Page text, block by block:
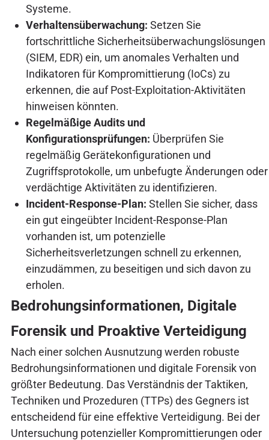
Systeme.
Verhaltensüberwachung: Setzen Sie
fortschrittliche Sicherheitsüberwachungslösungen
(SIEM, EDR) ein, um anomales Verhalten und
Indikatoren für Kompromittierung (IoCs) zu
erkennen, die auf Post-Exploitation-Aktivitäten
hinweisen könnten.
Regelmäßige Audits und
Konfigurationsprüfungen: Überprüfen Sie
regelmäßig Gerätekonfigurationen und
Zugriffsprotokolle, um unbefugte Änderungen oder
verdächtige Aktivitäten zu identifizieren.
Incident-Response-Plan: Stellen Sie sicher, dass
ein gut eingeübter Incident-Response-Plan
vorhanden ist, um potenzielle
Sicherheitsverletzungen schnell zu erkennen,
einzudämmen, zu beseitigen und sich davon zu
erholen.
Bedrohungsinformationen, Digitale
Forensik und Proaktive Verteidigung
Nach einer solchen Ausnutzung werden robuste
Bedrohungsinformationen und digitale Forensik von
größter Bedeutung. Das Verständnis der Taktiken,
Techniken und Prozeduren (TTPs) des Gegners ist
entscheidend für eine effektive Verteidigung. Bei der
Untersuchung potenzieller Kompromittierungen oder